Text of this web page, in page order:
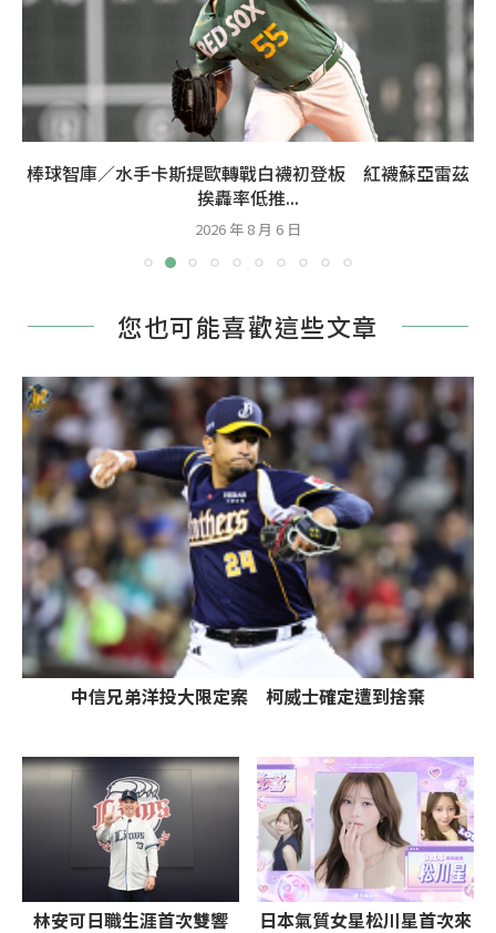
棒球智庫／水手卡斯提歐轉戰白襪初登板 紅襪蘇亞雷茲
挨轟率低推...
2026 年 8 月 6 日
您也可能喜歡這些文章
中信兄弟洋投大限定案 柯威士確定遭到捨棄
林安可日職生涯首次雙響
日本氣質女星松川星首次來